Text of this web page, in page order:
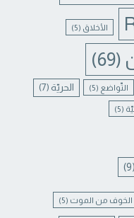
الأخلاق (5)
(69)
التّواضع (5) الحريّة (7)
(5)
(9)
الخوف من الموت (5)